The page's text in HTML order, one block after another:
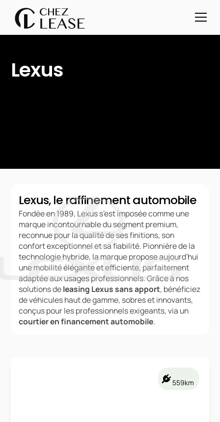
Lexus
Lexus, le raffinement automobile
Fondée en 1989, Lexus s’est imposée comme une
marque incontournable du segment premium,
reconnue pour la qualité de ses finitions, son
confort exceptionnel et sa fiabilité. Pionnière de la
technologie hybride, la marque propose aujourd’hui
une mobilité élégante et efficiente, parfaitement
adaptée aux usages professionnels. Grâce à nos
solutions deleasing Lexus sans apport, bénéficiez
de véhicules haut de gamme, sobres et innovants,
conçus pour les professionnels exigeants, via un
courtier en financement automobile.
559km